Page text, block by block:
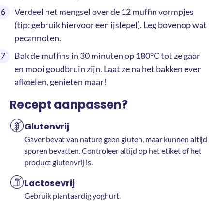
Verdeel het mengsel over de 12 muffin vormpjes
(tip: gebruik hiervoor een ijslepel). Leg bovenop wat
pecannoten.
Bak de muffins in 30 minuten op 180°C tot ze gaar
en mooi goudbruin zijn. Laat ze na het bakken even
afkoelen, genieten maar!
Recept aanpassen?
Glutenvrij
Gaver bevat van nature geen gluten, maar kunnen altijd
sporen bevatten. Controleer altijd op het etiket of het
product glutenvrij is.
Lactosevrij
Gebruik plantaardig yoghurt.